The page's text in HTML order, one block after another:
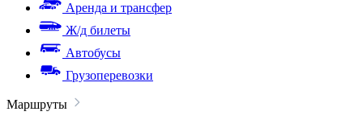
Аренда и трансфер
Ж/д билеты
Автобусы
Грузоперевозки
Маршруты